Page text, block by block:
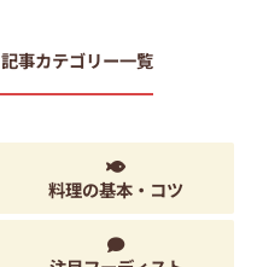
記事カテゴリー一覧
料理の基本・コツ